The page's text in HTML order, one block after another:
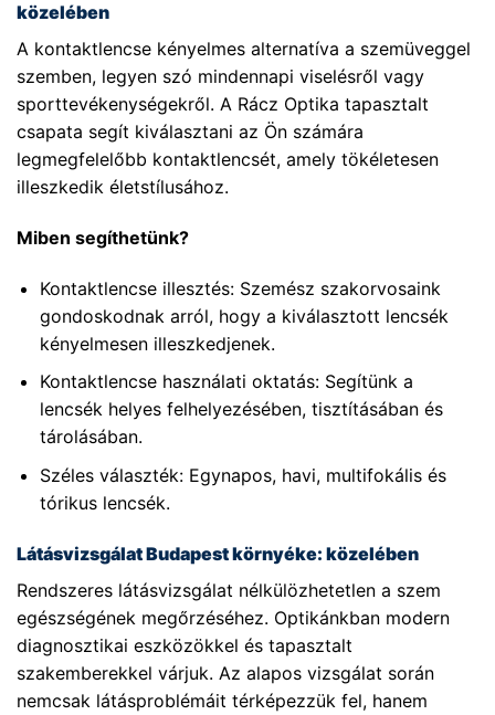
közelében
A kontaktlencse kényelmes alternatíva a szemüveggel
szemben, legyen szó mindennapi viselésről vagy
sporttevékenységekről. A Rácz Optika tapasztalt
csapata segít kiválasztani az Ön számára
legmegfelelőbb kontaktlencsét, amely tökéletesen
illeszkedik életstílusához.
Miben segíthetünk?
Kontaktlencse illesztés: Szemész szakorvosaink
gondoskodnak arról, hogy a kiválasztott lencsék
kényelmesen illeszkedjenek.
Kontaktlencse használati oktatás: Segítünk a
lencsék helyes felhelyezésében, tisztításában és
tárolásában.
Széles választék: Egynapos, havi, multifokális és
tórikus lencsék.
Látásvizsgálat Budapest környéke: közelében
Rendszeres látásvizsgálat nélkülözhetetlen a szem
egészségének megőrzéséhez. Optikánkban modern
diagnosztikai eszközökkel és tapasztalt
szakemberekkel várjuk. Az alapos vizsgálat során
nemcsak látásproblémáit térképezzük fel, hanem